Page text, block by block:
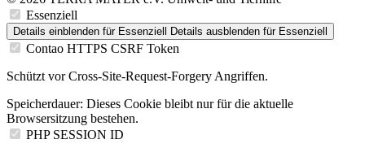
Essenziell
Details einblenden für Essenziell Details ausblenden für Essenziell
Contao HTTPS CSRF Token
Schützt vor Cross-Site-Request-Forgery Angriffen.
Speicherdauer: Dieses Cookie bleibt nur für die aktuelle
Browsersitzung bestehen.
PHP SESSION ID